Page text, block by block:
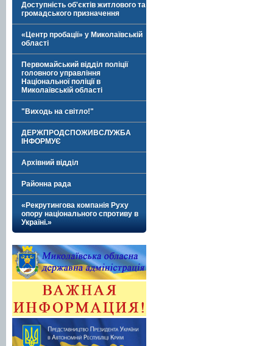
Доступність об'єктів житлового та
громадського призначення
«Центр пробації» у Миколаївській
області
Первомайський відділ поліції
головного управління
Національної поліції в
Миколаївській області
"Виходь на світло!"
ДЕРЖПРОДСПОЖИВСЛУЖБА
ІНФОРМУЄ
Архівний відділ
Районна рада
«Рекрутингова компанія Руху
опору національного спротиву в
Україні.»